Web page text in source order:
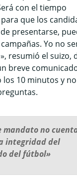
con el tiempo
que los
presentarse,
Yo no
resumió el suizo,
breve
los 10 minutos y no
mandato no
integridad del
del fútbol»